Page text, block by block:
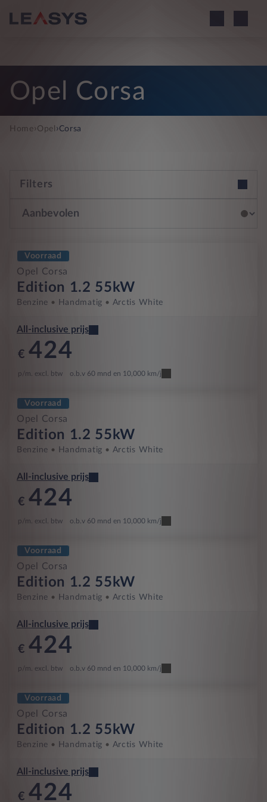
Opel Corsa
Home› Opel ›Corsa
Filters
Voorraad
Opel Corsa
Edition 1.2 55kW
Benzine Handmatig Arctis White
All-inclusive prijs
€ 424
p/m. excl. btw o.b.v 60 mnd en 10,000 km/j
Voorraad
Opel Corsa
Edition 1.2 55kW
Benzine Handmatig Arctis White
All-inclusive prijs
€ 424
p/m. excl. btw o.b.v 60 mnd en 10,000 km/j
Voorraad
Opel Corsa
Edition 1.2 55kW
Benzine Handmatig Arctis White
All-inclusive prijs
€ 424
p/m. excl. btw o.b.v 60 mnd en 10,000 km/j
Voorraad
Opel Corsa
Edition 1.2 55kW
Benzine Handmatig Arctis White
All-inclusive prijs
€ 424